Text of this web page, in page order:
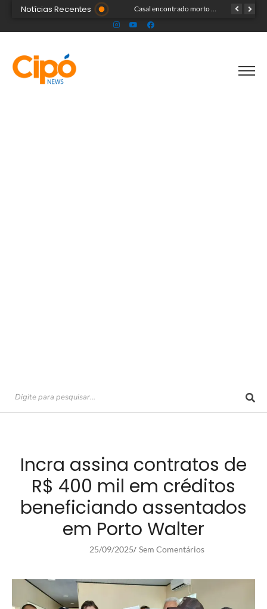
Notícias Recentes Artista plástica Raíssa Alvarenga expõe suas obras na Feira de Negócios do Novenário em Cruzeiro do Sul
Incra assina contratos de
R$ 400 mil em créditos
beneficiando assentados
em Porto Walter
25/09/2025/ Sem Comentários